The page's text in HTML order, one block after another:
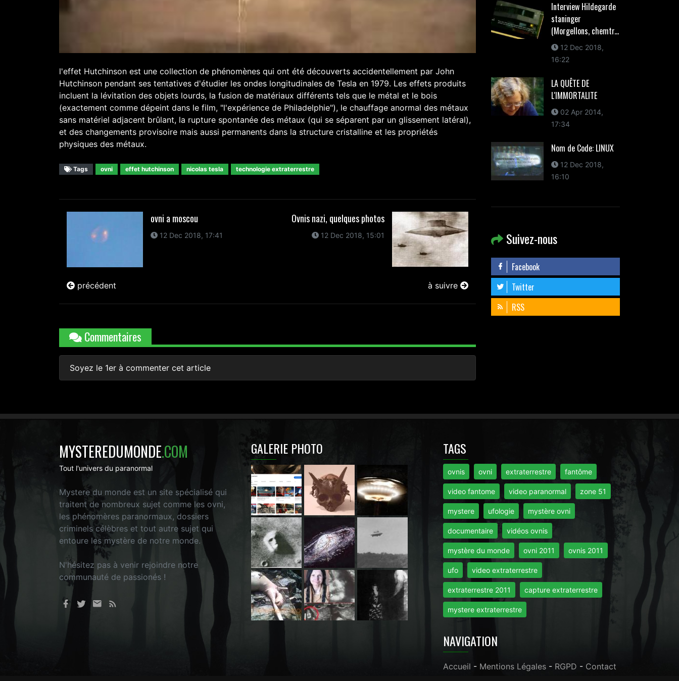
l'effet Hutchinson est une collection de phénomènes qui ont été découverts accidentellement par John
Hutchinson pendant ses tentatives d'étudier les ondes longitudinales de Tesla en 1979. Les effets produits
incluent la lévitation des objets lourds, la fusion de matériaux différents tels que le métal et le bois
(exactement comme dépeint dans le film, "l'expérience de Philadelphie"), le chauffage anormal des métaux
sans matériel adjacent brûlant, la rupture spontanée des métaux (qui se séparent par un glissement latéral),
et des changements provisoire mais aussi permanents dans la structure cristalline et les propriétés
physiques des métaux.
Tags ovni effet hutchinson nicolas tesla technologie extraterrestre
ovni a moscou
12 Dec 2018, 17:41
précédent
Ovnis nazi, quelques photos
12 Dec 2018, 15:01
à suivre
Commentaires
Soyez le 1er à commenter cet article
Interview Hildegarde
staninger
(Morgellons, chemtr...
12 Dec 2018,
16:22
LA QUÊTE DE
L'IMMORTALITE
02 Apr 2014,
17:34
Nom de Code: LINUX
12 Dec 2018,
16:10
Suivez-nous
Facebook
Twitter
RSS
MYSTEREDUMONDE.COM
Tout l'univers du paranormal
Mystere du monde est un site spécialisé qui
traitent de nombreux sujet comme les ovni,
les phénomères paranormaux, dossiers
criminels célèbres et tout autre sujet qui
entoure les mystère de notre monde.
N'hésitez pas à venir rejoindre notre
communauté de passionés !
GALERIE PHOTO TAGS
ovnis ovni extraterrestre fantôme
video fantome video paranormal zone 51
mystere ufologie mystère ovni
documentaire vidéos ovnis
mystère du monde ovni 2011 ovnis 2011
ufo video extraterrestre
extraterrestre 2011 capture extraterrestre
mystere extraterrestre
NAVIGATION
Accueil - Mentions Légales - RGPD - Contact